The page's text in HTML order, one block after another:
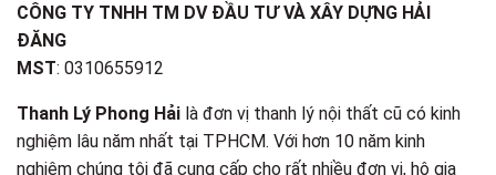
CÔNG TY TNHH TM DV ĐẦU TƯ VÀ XÂY DỰNG HẢI
ĐĂNG
MST: 0310655912
Thanh Lý Phong Hải là đơn vị thanh lý nội thất cũ có kinh
nghiệm lâu năm nhất tại TPHCM. Với hơn 10 năm kinh
nghiệm chúng tôi đã cung cấp cho rất nhiều đơn vị, hộ gia